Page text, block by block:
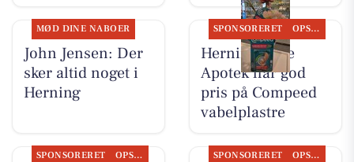
MØD DINE NABOER
John Jensen: Der
sker altid noget i
Herning
SPONSORERET OPSLAGSTAVLEN
Herning Løve
Apotek har god
pris på Compeed
vabelplastre
SPONSORERET OPSLAGSTAVLEN SPONSORERET OPSLAGSTAVLEN